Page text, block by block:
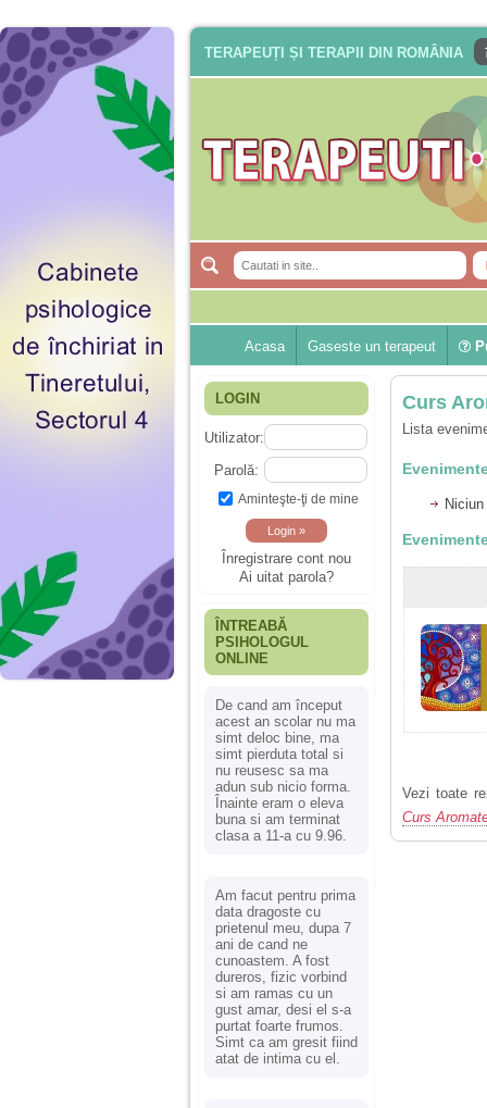
TERAPEUȚI ȘI TERAPII DIN ROMÂNIA
Acasa Gaseste un terapeut
LOGIN
Utilizator:
Parolă:
Aminteşte-ţi de mine
Înregistrare cont nou
Ai uitat parola?
ÎNTREABĂ
PSIHOLOGUL
ONLINE
De cand am început
acest an scolar nu ma
simt deloc bine, ma
simt pierduta total si
nu reusesc sa ma
adun sub nicio forma.
Înainte eram o eleva
buna si am terminat
clasa a 11-a cu 9.96.
Am facut pentru prima
data dragoste cu
prietenul meu, dupa 7
ani de cand ne
cunoastem. A fost
dureros, fizic vorbind
si am ramas cu un
gust amar, desi el s-a
purtat foarte frumos.
Simt ca am gresit fiind
atat de intima cu el.
Curs
Lista
Vezi toate
Curs